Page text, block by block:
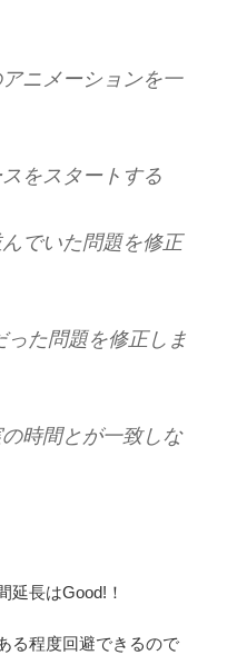
ニメーションを一
をスタートする
でいた問題を修正
った問題を修正しま
時間とが一致しな
延長はGood!！
る程度回避できるので